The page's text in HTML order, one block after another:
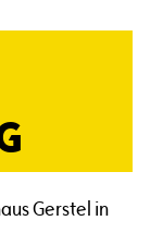
Gerstel in